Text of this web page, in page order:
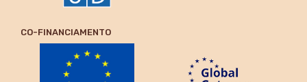
CO-FINANCIAMENTO